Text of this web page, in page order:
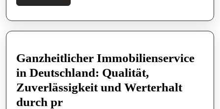
online
More
Ganzheitlicher Immobilienservice
in Deutschland: Qualität,
Zuverlässigkeit und Werterhalt
durch prGanzheitlicher